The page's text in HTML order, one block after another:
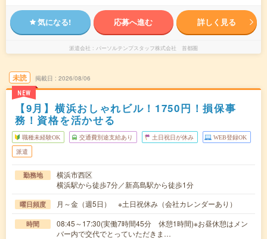
気になる! 応募へ進む 詳しく見る
派遣会社 パーソルテンプスタッフ株式会社 首都圏
未読
NEW
掲載日 2026/08/06
【9月】横浜おしゃれビル！1750円！損保事
務！資格を活かせる
職種未経験OK 交通費別途支給あり 土日祝日が休み WEB登録OK
派遣
勤務地
横浜市西区
横浜駅から徒歩7分／新高島駅から徒歩1分
曜日頻度 月～金（週5日） ※土日祝休み（会社カレンダーあり）
時間
08:45～17:30(実働7時間45分 休憩1時間)※お昼休憩はメン
バー内で交代でとっていただきま…